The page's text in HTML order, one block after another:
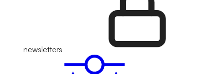
newsletters